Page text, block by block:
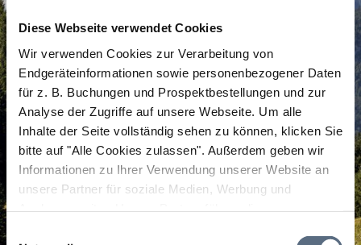
Diese Webseite verwendet Cookies
Wir verwenden Cookies zur Verarbeitung von
Endgeräteinformationen sowie personenbezogener Daten
für z. B. Buchungen und Prospektbestellungen und zur
Analyse der Zugriffe auf unsere Webseite. Um alle
Inhalte der Seite vollständig sehen zu können, klicken Sie
bitte auf "Alle Cookies zulassen". Außerdem geben wir
Informationen zu Ihrer Verwendung unserer Website an
unsere Partner für soziale Medien, Werbung und
Einwilligungsauswahl